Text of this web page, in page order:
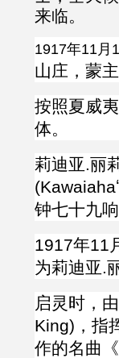
来临。
1917年11月
山庄， 蒙
按照夏威
体。
莉迪亚.丽
(Kawaiahaʻ
钟七十九
1917年11
为莉迪亚.
启灵时，
King)，指
作的名曲